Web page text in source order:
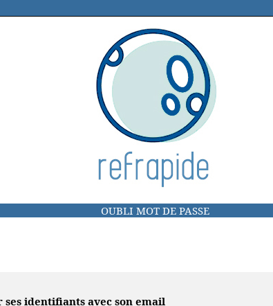
OUBLI MOT DE PASSE
identifiants avec son email